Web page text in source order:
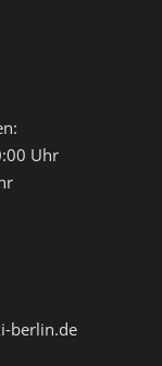
Uhr
berlin.de